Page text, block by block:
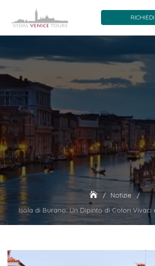
Skip
content
Notizie
Isola di Burano: Un Dipinto di Colori Vivaci